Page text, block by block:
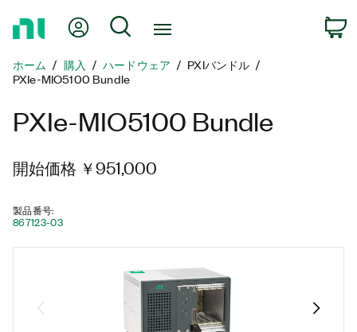
Myアカウント
検索
ホーム 購入 ハードウェア
PXIバンドル
PXIe-MIO5100 Bundle
PXIe-MIO5100 Bundle
開始価格 ￥951,000
製品番号:
867123-03